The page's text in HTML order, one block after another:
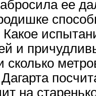
ее
и
сколько
на